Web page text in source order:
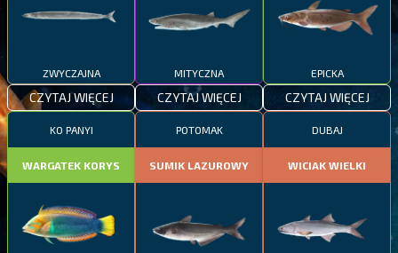
ZWYCZAJNA
CZYTAJ WIĘCEJ
MITYCZNA
CZYTAJ WIĘCEJ
EPICKA
CZYTAJ WIĘCEJ
KO PANYI
WARGATEK KORYS
POTOMAK
SUMIK LAZUROWY
DUBAJ
WICIAK WIELKI